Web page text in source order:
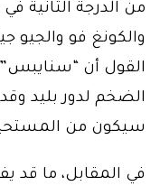
من الدرجة الثانية
والكونغ فو
القول أن
الضخم لدور بليد
سيكون من
في المقابل، ما قد